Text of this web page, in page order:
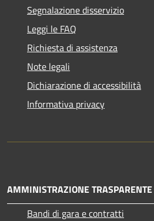
Segnalazione disservizio
Leggi le FAQ
Richiesta di assistenza
Note legali
Dichiarazione di accessibilità
Informativa privacy
AMMINISTRAZIONE TRASPARENTE
Bandi di gara e contratti